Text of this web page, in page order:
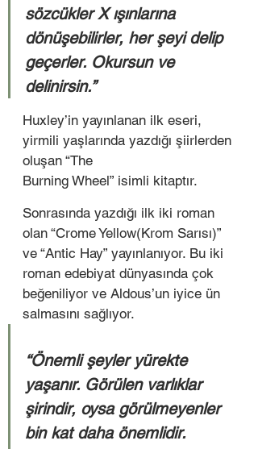
sözcükler X ışınlarına
dönüşebilirler, her şeyi delip
geçerler. Okursun ve
delinirsin.’’
Huxley’in yayınlanan ilk eseri,
yirmili yaşlarında yazdığı şiirlerden
oluşan “The
Burning Wheel” isimli kitaptır.
Sonrasında yazdığı ilk iki roman
olan “Crome Yellow(Krom Sarısı)”
ve “Antic Hay” yayınlanıyor. Bu iki
roman edebiyat dünyasında çok
beğeniliyor ve Aldous’un iyice ün
salmasını sağlıyor.
“Önemli şeyler yürekte
yaşanır. Görülen varlıklar
şirindir, oysa görülmeyenler
bin kat daha önemlidir.